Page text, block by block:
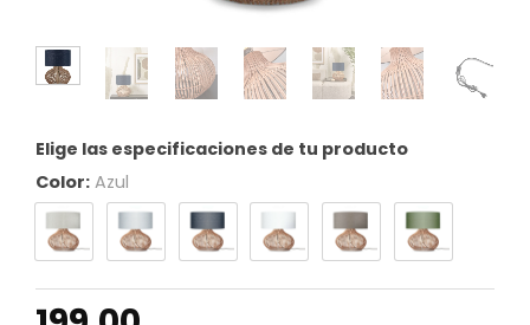
Elige las especificaciones de tu producto
Color: Azul